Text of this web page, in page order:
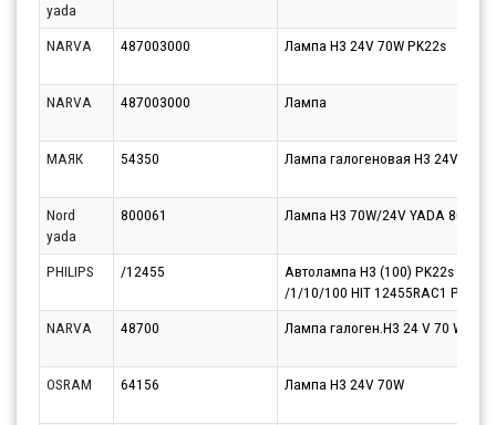
yada
NARVA 487003000 Лампа H3 24V 70W PK22s
NARVA 487003000 Лампа
МАЯК 54350 Лампа галогеновая H3 24V
Nord
yada
800061 Лампа Н3 70W/24V YADA 800061
PHILIPS /12455
Автолампа H3 (100) PK22s
/1/10/100 HIT 12455RAC1
NARVA
48700 Лампа галоген.H3 24 V 70 W
OSRAM 64156 Лампа H3 24V 70W